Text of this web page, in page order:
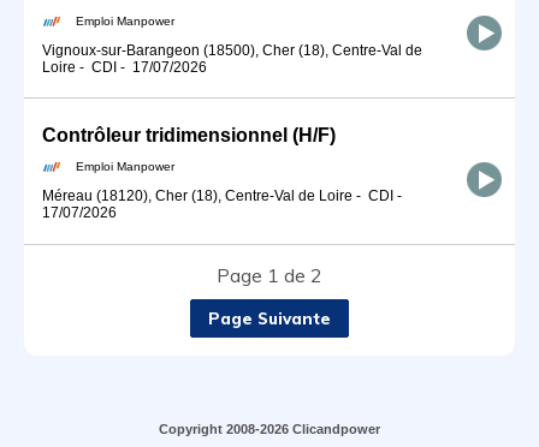
Emploi Manpower
Vignoux-sur-Barangeon (18500), Cher (18), Centre-Val de
Loire - CDI - 17/07/2026
Contrôleur tridimensionnel (H/F)
Emploi Manpower
Méreau (18120), Cher (18), Centre-Val de Loire - CDI -
17/07/2026
Page 1 de 2
Page Suivante
Copyright 2008-2026 Clicandpower